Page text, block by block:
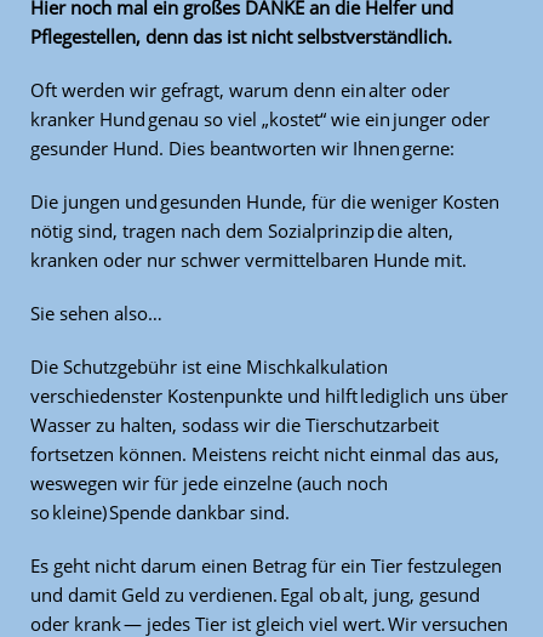
Hier noch mal ein großes DANKE an die Helfer und
Pflegestellen, denn das ist nicht selbstverständlich.
Oft werden wir gefragt, warum denn ein alter oder
kranker Hund genau so viel „kostet“ wie ein junger oder
gesunder Hund. Dies beantworten wir Ihnen gerne:
Die jungen und gesunden Hunde, für die weniger Kosten
nötig sind, tragen nach dem Sozialprinzip die alten,
kranken oder nur schwer vermittelbaren Hunde mit.
Sie sehen also…
Die Schutzgebühr ist eine Mischkalkulation
verschiedenster Kostenpunkte und hilft lediglich uns über
Wasser zu halten, sodass wir die Tierschutzarbeit
fortsetzen können. Meistens reicht nicht einmal das aus,
weswegen wir für jede einzelne (auch noch
so kleine) Spende dankbar sind.
Es geht nicht darum einen Betrag für ein Tier festzulegen
und damit Geld zu verdienen. Egal ob alt, jung, gesund
oder krank — jedes Tier ist gleich viel wert. Wir versuchen